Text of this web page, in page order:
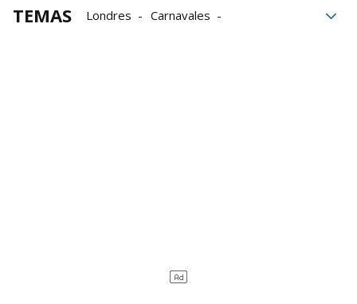
TEMAS Londres
Carnavales